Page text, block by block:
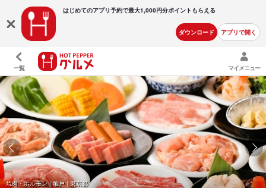
はじめてのアプリ予約で最大1,000円分ポイントもらえる
ダウンロード アプリで開く
一覧 マイメニュー
焼肉・ホルモン | 亀戸 | 東京都